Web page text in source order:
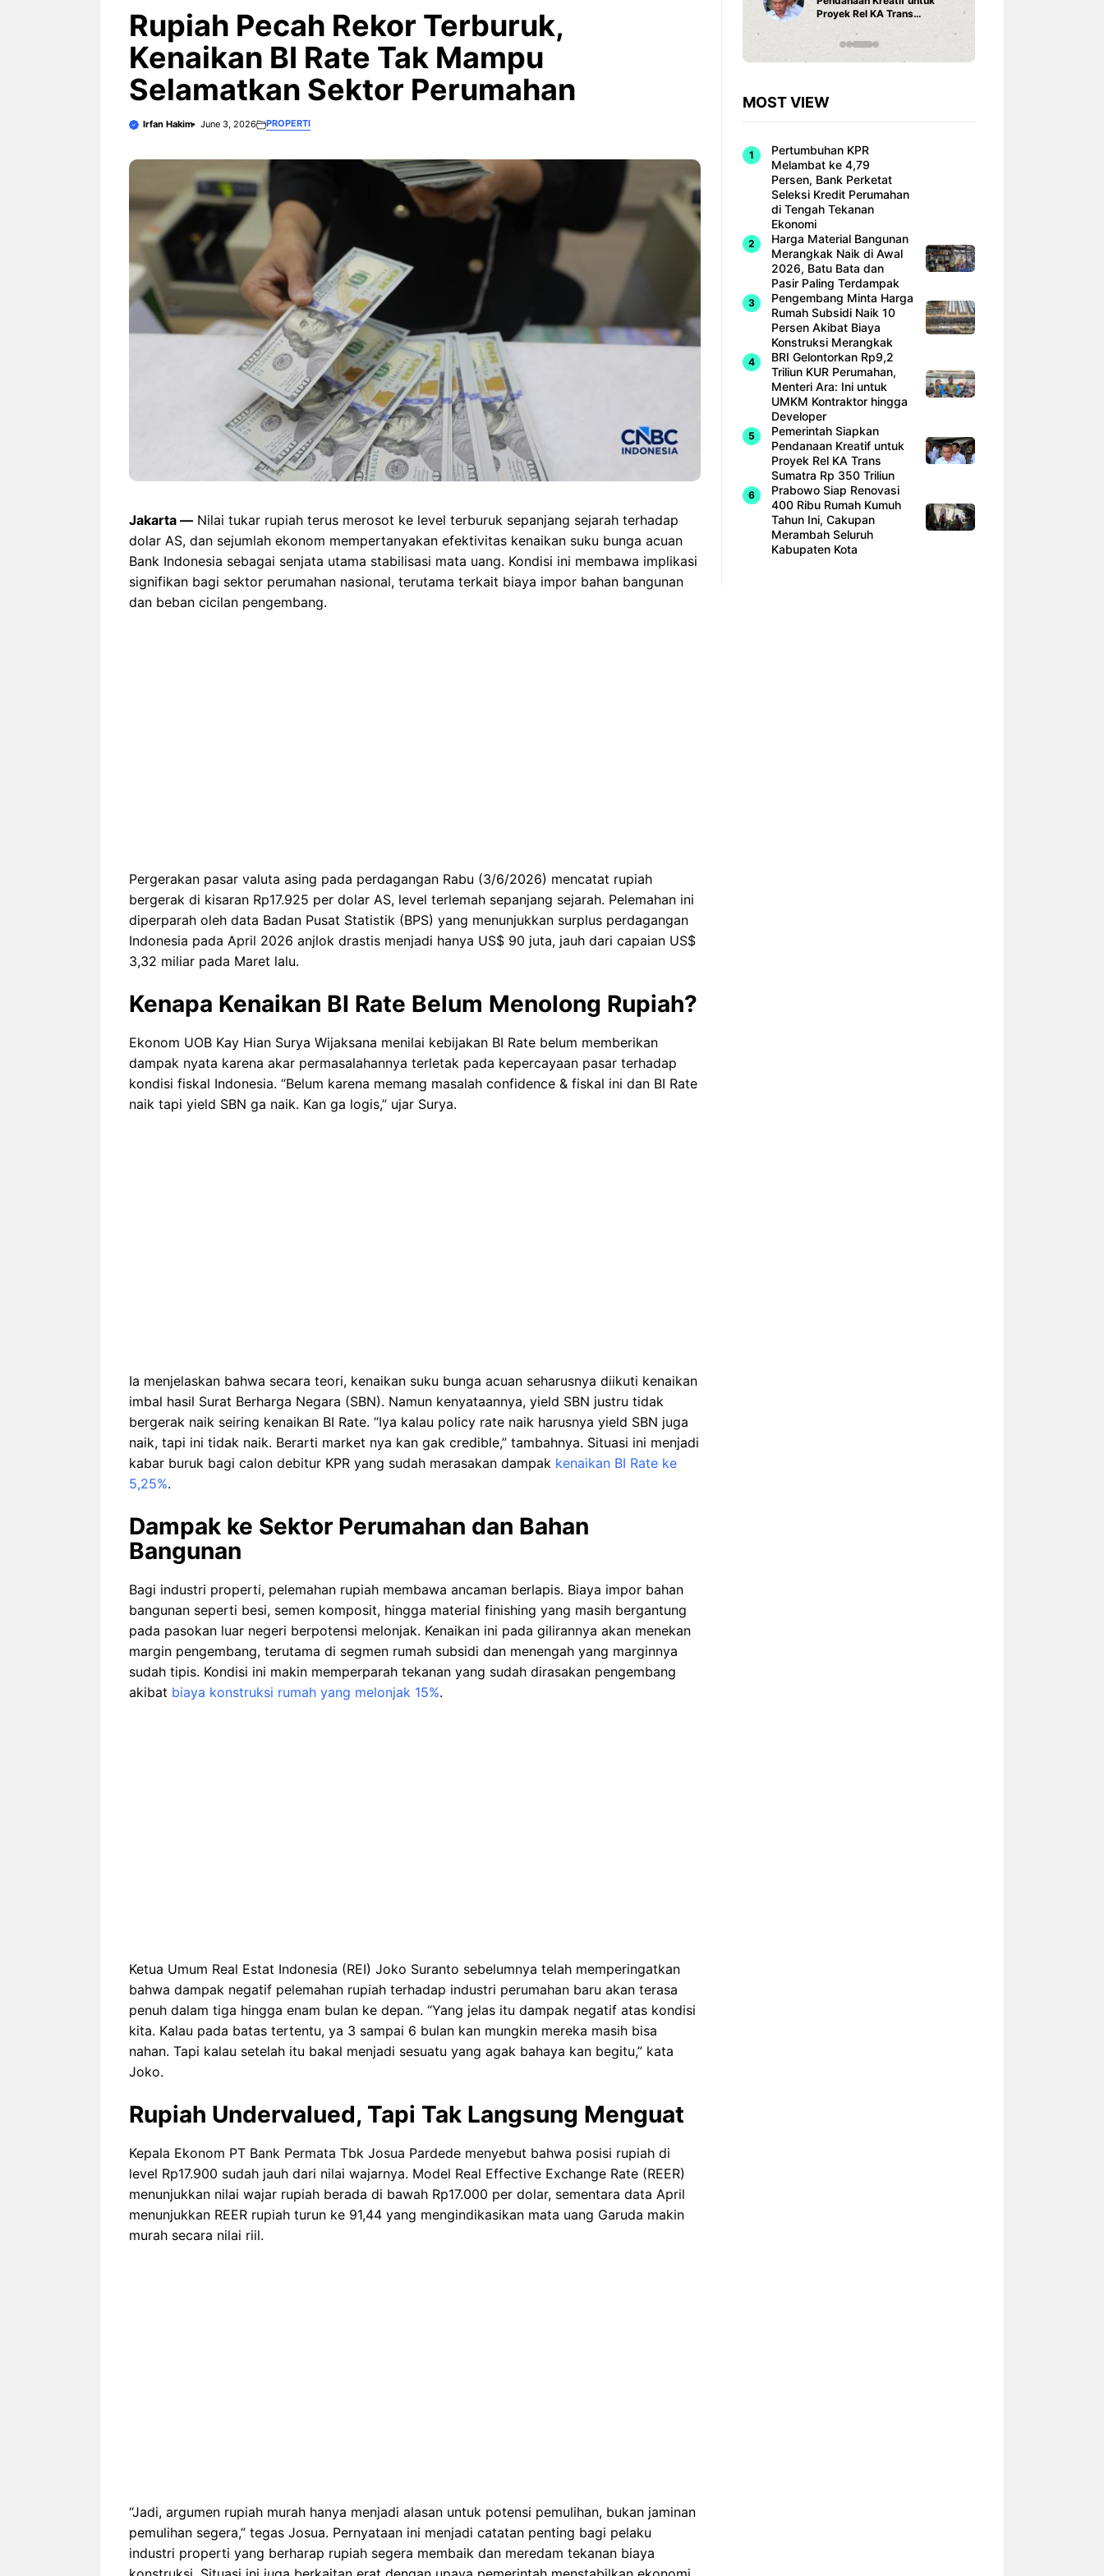
Rupiah Pecah Rekor Terburuk,
Kenaikan BI Rate Tak Mampu
Selamatkan Sektor Perumahan
Irfan Hakim June 3, 2026 PROPERTI
Jakarta — Nilai tukar rupiah terus merosot ke level terburuk sepanjang sejarah terhadap
dolar AS, dan sejumlah ekonom mempertanyakan efektivitas kenaikan suku bunga acuan
Bank Indonesia sebagai senjata utama stabilisasi mata uang. Kondisi ini membawa implikasi
signifikan bagi sektor perumahan nasional, terutama terkait biaya impor bahan bangunan
dan beban cicilan pengembang.
Pergerakan pasar valuta asing pada perdagangan Rabu (3/6/2026) mencatat rupiah
bergerak di kisaran Rp17.925 per dolar AS, level terlemah sepanjang sejarah. Pelemahan ini
diperparah oleh data Badan Pusat Statistik (BPS) yang menunjukkan surplus perdagangan
Indonesia pada April 2026 anjlok drastis menjadi hanya US$ 90 juta, jauh dari capaian US$
3,32 miliar pada Maret lalu.
Kenapa Kenaikan BI Rate Belum Menolong Rupiah?
Ekonom UOB Kay Hian Surya Wijaksana menilai kebijakan BI Rate belum memberikan
dampak nyata karena akar permasalahannya terletak pada kepercayaan pasar terhadap
kondisi fiskal Indonesia. “Belum karena memang masalah confidence & fiskal ini dan BI Rate
naik tapi yield SBN ga naik. Kan ga logis,” ujar Surya.
Ia menjelaskan bahwa secara teori, kenaikan suku bunga acuan seharusnya diikuti kenaikan
imbal hasil Surat Berharga Negara (SBN). Namun kenyataannya, yield SBN justru tidak
bergerak naik seiring kenaikan BI Rate. “Iya kalau policy rate naik harusnya yield SBN juga
naik, tapi ini tidak naik. Berarti market nya kan gak credible,” tambahnya. Situasi ini menjadi
kabar buruk bagi calon debitur KPR yang sudah merasakan dampak kenaikan BI Rate ke
5,25%.
Dampak ke Sektor Perumahan dan Bahan
Bangunan
Bagi industri properti, pelemahan rupiah membawa ancaman berlapis. Biaya impor bahan
bangunan seperti besi, semen komposit, hingga material finishing yang masih bergantung
pada pasokan luar negeri berpotensi melonjak. Kenaikan ini pada gilirannya akan menekan
margin pengembang, terutama di segmen rumah subsidi dan menengah yang marginnya
sudah tipis. Kondisi ini makin memperparah tekanan yang sudah dirasakan pengembang
akibat biaya konstruksi rumah yang melonjak 15%.
Ketua Umum Real Estat Indonesia (REI) Joko Suranto sebelumnya telah memperingatkan
bahwa dampak negatif pelemahan rupiah terhadap industri perumahan baru akan terasa
penuh dalam tiga hingga enam bulan ke depan. “Yang jelas itu dampak negatif atas kondisi
kita. Kalau pada batas tertentu, ya 3 sampai 6 bulan kan mungkin mereka masih bisa
nahan. Tapi kalau setelah itu bakal menjadi sesuatu yang agak bahaya kan begitu,” kata
Joko.
Rupiah Undervalued, Tapi Tak Langsung Menguat
Kepala Ekonom PT Bank Permata Tbk Josua Pardede menyebut bahwa posisi rupiah di
level Rp17.900 sudah jauh dari nilai wajarnya. Model Real Effective Exchange Rate (REER)
menunjukkan nilai wajar rupiah berada di bawah Rp17.000 per dolar, sementara data April
menunjukkan REER rupiah turun ke 91,44 yang mengindikasikan mata uang Garuda makin
murah secara nilai riil.
“Jadi, argumen rupiah murah hanya menjadi alasan untuk potensi pemulihan, bukan jaminan
pemulihan segera,” tegas Josua. Pernyataan ini menjadi catatan penting bagi pelaku
industri properti yang berharap rupiah segera membaik dan meredam tekanan biaya
Fi dan Efisiensi Energi untuk
Hunian Modern
Proyek Rel KA Trans
MOST VIEW
Pertumbuhan KPR
Melambat ke 4,79
Persen, Bank Perketat
Seleksi Kredit Perumahan
di Tengah Tekanan
Ekonomi
Harga Material Bangunan
Merangkak Naik di Awal
2026, Batu Bata dan
Pasir Paling Terdampak
Pengembang Minta Harga
Rumah Subsidi Naik 10
Persen Akibat Biaya
Konstruksi Merangkak
BRI Gelontorkan Rp9,2
Triliun KUR Perumahan,
Menteri Ara: Ini untuk
UMKM Kontraktor hingga
Developer
Pemerintah Siapkan
Pendanaan Kreatif untuk
Proyek Rel KA Trans
Sumatra Rp 350 Triliun
Prabowo Siap Renovasi
400 Ribu Rumah Kumuh
Tahun Ini, Cakupan
Merambah Seluruh
Kabupaten Kota